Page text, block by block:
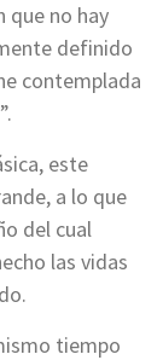
que no hay
definido
contemplada
este
a lo que
del cual
las vidas
tiempo